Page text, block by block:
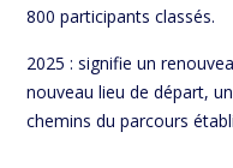
800 participants classés.
2025 : signifie un
nouveau lieu de départ,
chemins du parcours